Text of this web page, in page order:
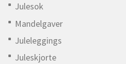
Julesok
Mandelgaver
Juleleggings
Juleskjorte